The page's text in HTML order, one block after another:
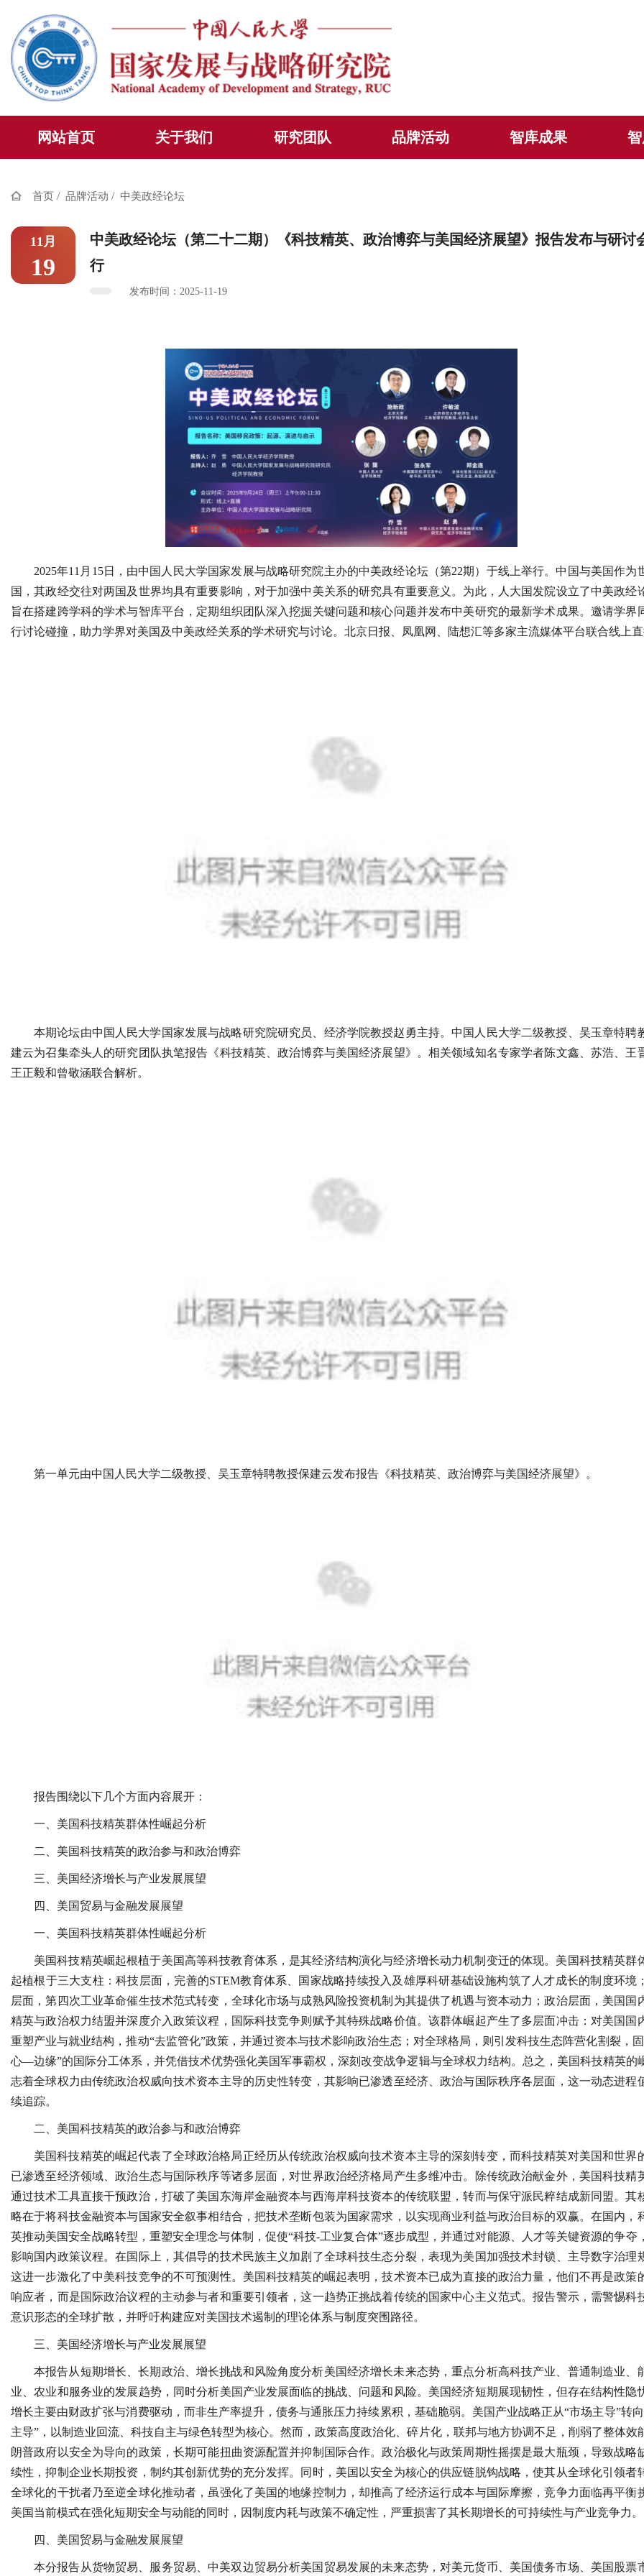
网站首页 关于我们 研究团队 品牌活动 智库成果
首页 / 品牌活动 / 中美政经论坛
11月
19
中美政经论坛（第二十二期）《科技精英、政治博弈与美国经济展望》报告发布与研讨
行
发布时间：2025-11-19
2025年11月15日，由中国人民大学国家发展与战略研究院主办的中美政经论坛（第22期）于线上举行。中国与美国作为
国，其政经交往对两国及世界均具有重要影响，对于加强中美关系的研究具有重要意义。为此，人大国发院设立了中美政经
旨在搭建跨学科的学术与智库平台，定期组织团队深入挖掘关键问题和核心问题并发布中美研究的最新学术成果。邀请学界
行讨论碰撞，助力学界对美国及中美政经关系的学术研究与讨论。北京日报、凤凰网、陆想汇等多家主流媒体平台联合线上直
本期论坛由中国人民大学国家发展与战略研究院研究员、经济学院教授赵勇主持。中国人民大学二级教授、吴玉章特聘
建云为召集牵头人的研究团队执笔报告《科技精英、政治博弈与美国经济展望》。相关领域知名专家学者陈文鑫、苏浩、王
王正毅和曾敬涵联合解析。
第一单元由中国人民大学二级教授、吴玉章特聘教授保建云发布报告《科技精英、政治博弈与美国经济展望》。
报告围绕以下几个方面内容展开：
一、美国科技精英群体性崛起分析
二、美国科技精英的政治参与和政治博弈
三、美国经济增长与产业发展展望
四、美国贸易与金融发展展望
一、美国科技精英群体性崛起分析
美国科技精英崛起根植于美国高等科技教育体系，是其经济结构演化与经济增长动力机制变迁的体现。美国科技精英群
起植根于三大支柱：科技层面，完善的STEM教育体系、国家战略持续投入及雄厚科研基础设施构筑了人才成长的制度环境
层面，第四次工业革命催生技术范式转变，全球化市场与成熟风险投资机制为其提供了机遇与资本动力；政治层面，美国国
精英与政治权力结盟并深度介入政策议程，国际科技竞争则赋予其特殊战略价值。该群体崛起产生了多层面冲击：对美国国
重塑产业与就业结构，推动“去监管化”政策，并通过资本与技术影响政治生态；对全球格局，则引发科技生态阵营化割裂，固
心—边缘”的国际分工体系，并凭借技术优势强化美国军事霸权，深刻改变战争逻辑与全球权力结构。总之，美国科技精英的
志着全球权力由传统政治权威向技术资本主导的历史性转变，其影响已渗透至经济、政治与国际秩序各层面，这一动态进程
续追踪。
二、美国科技精英的政治参与和政治博弈
美国科技精英的崛起代表了全球政治格局正经历从传统政治权威向技术资本主导的深刻转变，而科技精英对美国和世界
已渗透至经济领域、政治生态与国际秩序等诸多层面，对世界政治经济格局产生多维冲击。除传统政治献金外，美国科技精
通过技术工具直接干预政治，打破了美国东海岸金融资本与西海岸科技资本的传统联盟，转而与保守派民粹结成新同盟。其
略在于将科技金融资本与国家安全叙事相结合，把技术垄断包装为国家需求，以实现商业利益与政治目标的双赢。在国内，
英推动美国安全战略转型，重塑安全理念与体制，促使“科技-工业复合体”逐步成型，并通过对能源、人才等关键资源的争夺
影响国内政策议程。在国际上，其倡导的技术民族主义加剧了全球科技生态分裂，表现为美国加强技术封锁、主导数字治理
这进一步激化了中美科技竞争的不可预测性。美国科技精英的崛起表明，技术资本已成为直接的政治力量，他们不再是政策
响应者，而是国际政治议程的主动参与者和重要引领者，这一趋势正挑战着传统的国家中心主义范式。报告警示，需警惕科
意识形态的全球扩散，并呼吁构建应对美国技术遏制的理论体系与制度突围路径。
三、美国经济增长与产业发展展望
本报告从短期增长、长期政治、增长挑战和风险角度分析美国经济增长未来态势，重点分析高科技产业、普通制造业、
业、农业和服务业的发展趋势，同时分析美国产业发展面临的挑战、问题和风险。美国经济短期展现韧性，但存在结构性隐
增长主要由财政扩张与消费驱动，而非生产率提升，债务与通胀压力持续累积，基础脆弱。美国产业战略正从“市场主导”转
主导”，以制造业回流、科技自主与绿色转型为核心。然而，政策高度政治化、碎片化，联邦与地方协调不足，削弱了整体效
朗普政府以安全为导向的政策，长期可能扭曲资源配置并抑制国际合作。政治极化与政策周期性摇摆是最大瓶颈，导致战略
续性，抑制企业长期投资，制约其创新优势的充分发挥。同时，美国以安全为核心的供应链脱钩战略，使其从全球化引领者
全球化的干扰者乃至逆全球化推动者，虽强化了美国的地缘控制力，却推高了经济运行成本与国际摩擦，竞争力面临再平衡
美国当前模式在强化短期安全与动能的同时，因制度内耗与政策不确定性，严重损害了其长期增长的可持续性与产业竞争力。
四、美国贸易与金融发展展望
本分报告从货物贸易、服务贸易、中美双边贸易分析美国贸易发展的未来态势，对美元货币、美国债务市场、美国股票